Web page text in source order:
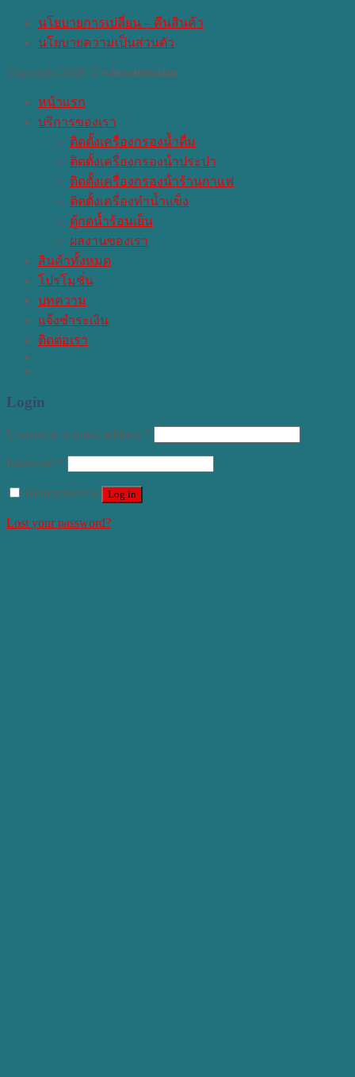
นโยบายการเปลี่ยน – คืนสินค้า
นโยบายความเป็นส่วนตัว
Copyright 2026 © winwatersiam
หน้าแรก
บริการของเรา
ติดตั้งเครื่องกรองน้ำดื่ม
ติดตั้งเครื่องกรองน้ําประปา
ติดตั้งเครื่องกรองน้ําร้านกาแฟ
ติดตั้งเครื่องทำน้ำแข็ง
ตู้กดน้ำร้อนเย็น
ผลงานของเรา
สินค้าทั้งหมด
โปรโมชั่น
บทความ
แจ้งชำระเงิน
ติดต่อเรา
Login
Username or email address *
Password *
Remember me Log in
Lost your password?